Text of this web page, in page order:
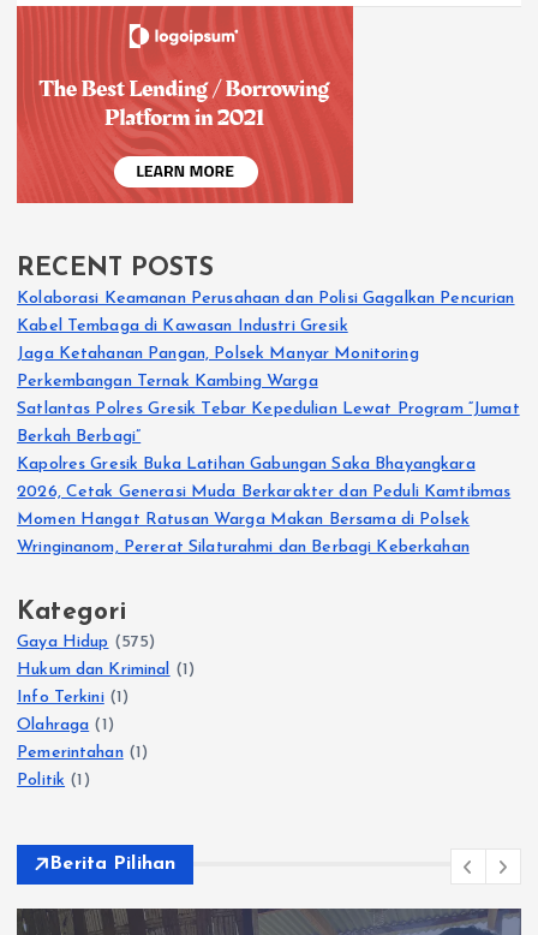
RECENT POSTS
Kolaborasi Keamanan Perusahaan dan Polisi Gagalkan Pencurian
Kabel Tembaga di Kawasan Industri Gresik
Jaga Ketahanan Pangan, Polsek Manyar Monitoring
Perkembangan Ternak Kambing Warga
Satlantas Polres Gresik Tebar Kepedulian Lewat Program “Jumat
Berkah Berbagi”
Kapolres Gresik Buka Latihan Gabungan Saka Bhayangkara
2026, Cetak Generasi Muda Berkarakter dan Peduli Kamtibmas
Momen Hangat Ratusan Warga Makan Bersama di Polsek
Wringinanom, Pererat Silaturahmi dan Berbagi Keberkahan
Kategori
Gaya Hidup (575)
Hukum dan Kriminal (1)
Info Terkini(1)
Olahraga (1)
Pemerintahan(1)
Politik (1)
Berita Pilihan